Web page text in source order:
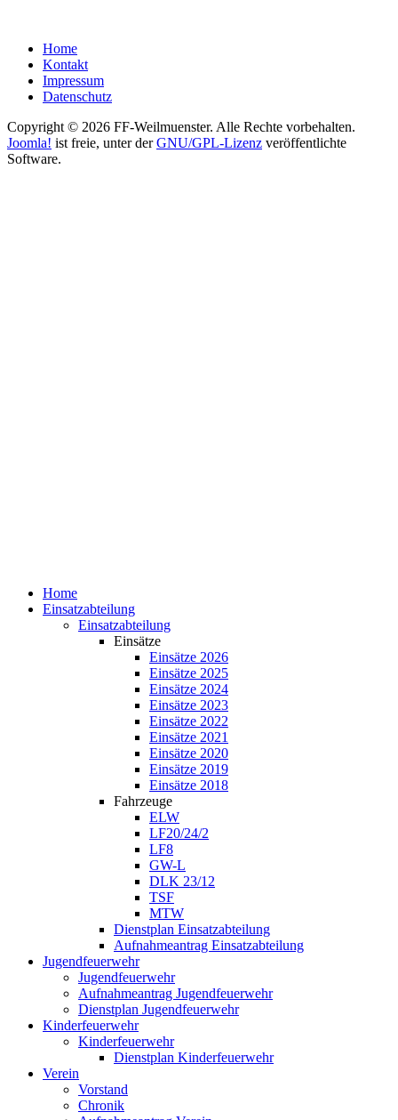
Home
Kontakt
Impressum
Datenschutz
Copyright © 2026 FF-Weilmuenster. Alle Rechte vorbehalten.
Joomla! ist freie, unter derGNU/GPL-Lizenz veröffentlichte
Software.
Home
Einsatzabteilung
Einsatzabteilung
Einsätze
Einsätze 2026
Einsätze 2025
Einsätze 2024
Einsätze 2023
Einsätze 2022
Einsätze 2021
Einsätze 2020
Einsätze 2019
Einsätze 2018
Fahrzeuge
ELW
LF20/24/2
LF8
GW-L
DLK 23/12
TSF
MTW
Dienstplan Einsatzabteilung
Aufnahmeantrag Einsatzabteilung
Jugendfeuerwehr
Jugendfeuerwehr
Aufnahmeantrag Jugendfeuerwehr
Dienstplan Jugendfeuerwehr
Kinderfeuerwehr
Kinderfeuerwehr
Dienstplan Kinderfeuerwehr
Verein
Vorstand
Chronik